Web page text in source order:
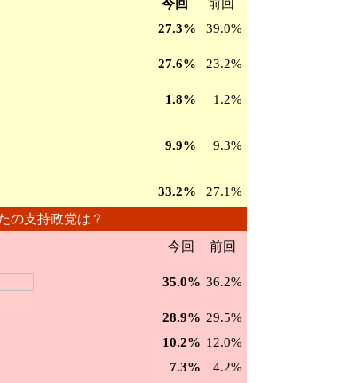
今回
前回
27.3%
39.0%
27.6% 23.2%
1.8%
1.2%
9.9% 9.3%
33.2%
27.1%
の支持政党は？
今回
前回
35.0% 36.2%
28.9% 29.5%
10.2% 12.0%
7.3%
4.2%